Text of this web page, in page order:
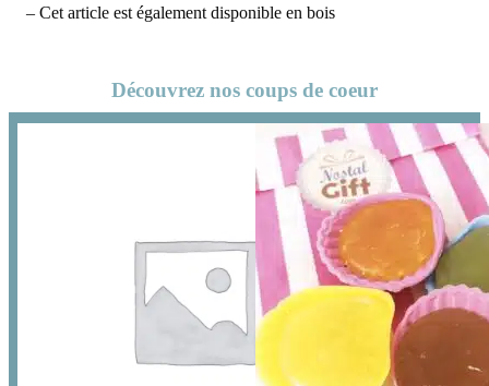
– Cet article est également disponible en bois
Découvrez nos coups de coeur